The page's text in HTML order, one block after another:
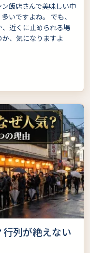
飯店さんで美味しい中
いですよね。 でも、
近くに止められる場
、気になりますよ
列が絶えない